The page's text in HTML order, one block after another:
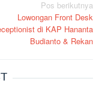
Pos berikutnya
Lowongan Front Desk
di KAP Hananta
Budianto & Rekan